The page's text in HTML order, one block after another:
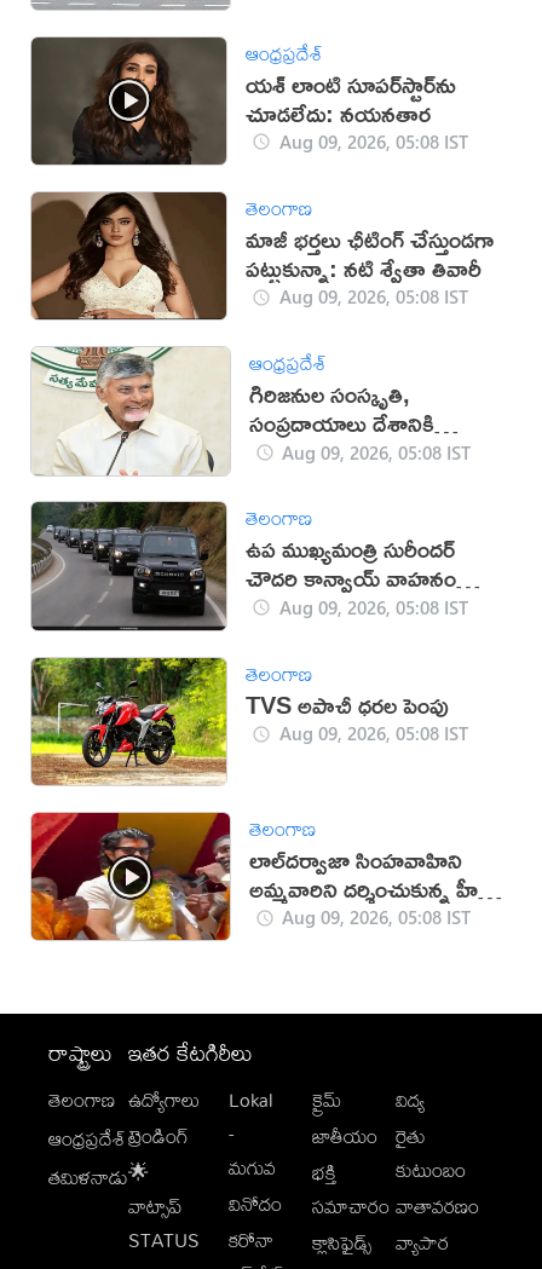
ఆంధ్రప్రదేశ్
యశ్ లాంటి సూపర్‌స్టార్‌ను
చూడలేదు: నయనతార
Aug 09, 2026, 05:08 IST
తెలంగాణ
మాజీ భర్తలు ఛీటింగ్ చేస్తుండగా
పట్టుకున్నా: నటి శ్వేతా తివారీ
Aug 09, 2026, 05:08 IST
ఆంధ్రప్రదేశ్
గిరిజనుల సంస్కృతి,
సంప్రదాయాలు దేశానికి
గర్వకారణం: సీఎం చంద్రబాబు
Aug 09, 2026, 05:08 IST
తెలంగాణ
ఉప ముఖ్యమంత్రి సురీందర్
చౌదరి కాన్వాయ్ వాహనం
ఢీకొని వ్యక్తి మృతి!
Aug 09, 2026, 05:08 IST
తెలంగాణ
TVS అపాచీ ధరల పెంపు
Aug 09, 2026, 05:08 IST
తెలంగాణ
లాల్‌దర్వాజా సింహవాహిని
అమ్మవారిని దర్శించుకున్న హీరో
విజయ్‌Aug 09, 2026, 05:08 IST
రాష్ట్రాలు
తెలంగాణ
ఆంధ్రప్రదేశ్
తమిళనాడు
ఇతర కేటగిరీలు
ఉద్యోగాలు
ట్రెండింగ్
🌟
వాట్సాప్
STATUS
Lokal
-
మగువ
వినోదం
కరోనా
క్రైమ్
జాతీయం
భక్తి
సమాచారం
క్లాసిఫైడ్స్
విద్య
రైతు
కుటుంబం
వాతావరణం
వ్యాపార